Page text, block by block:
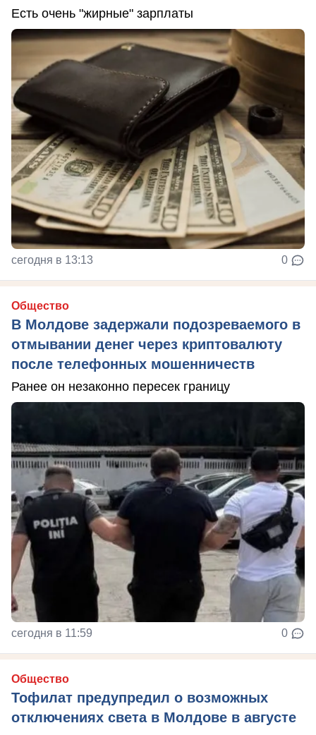
Есть очень "жирные" зарплаты
сегодня в 13:13 0
Общество
В Молдове задержали подозреваемого в
отмывании денег через криптовалюту
после телефонных мошенничеств
Ранее он незаконно пересек границу
сегодня в 11:59 0
Общество
Тофилат предупредил о возможных
отключениях света в Молдове в августе